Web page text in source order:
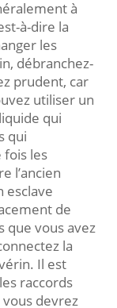
à
à-dire la
les
débranchez-
prudent, car
utiliser un
qui
qui
fois les
l’ancien
esclave
de
que vous avez
la
Il est
raccords
devrez